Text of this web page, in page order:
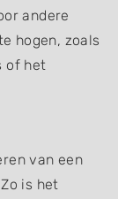
andere
hogen, zoals
of het
van een
is het